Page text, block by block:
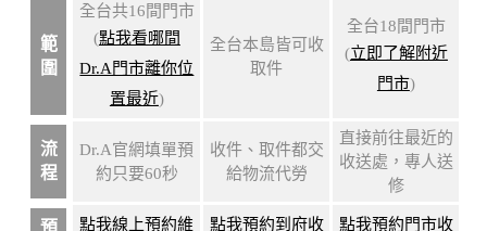
範
圍
全台共16間門市
(點我看哪間
Dr.A門市離你位
置最近)
全台本島皆可收
取件
全台18間門市
(立即了解附近
門市)
流
程
Dr.A官網填單預
約只要60秒
收件、取件都交
給物流代勞
直接前往最近的
收送處，專人送
修
預 點我線上預約維 點我預約到府收 點我預約門市收